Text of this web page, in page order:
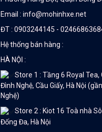
Email : info@mohinhxe.net
ĐT : 0903244145 -
Hệ thống bán hàng :
HÀ NỘI :
Store 1 : Tầng 6 Royal Tea,
Đình Nghệ, Cầu Giấy, Hà Nội
Nghệ)
Store 2 : Kiot 16 Toà nhà
Đống Đa, Hà Nội